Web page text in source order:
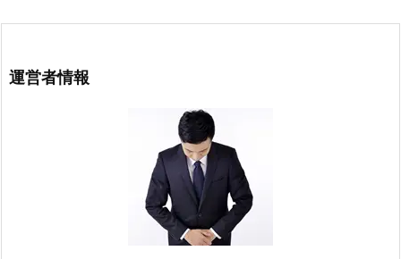
運営者情報